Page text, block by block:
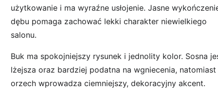
użytkowanie i ma wyraźne usłojenie. Jasne
dębu pomaga zachować lekki charakter niewielkiego
salonu.
Buk ma spokojniejszy rysunek i jednolity kolor. Sosna
lżejsza oraz bardziej podatna na wgniecenia, natomiast
orzech wprowadza ciemniejszy, dekoracyjny akcent.